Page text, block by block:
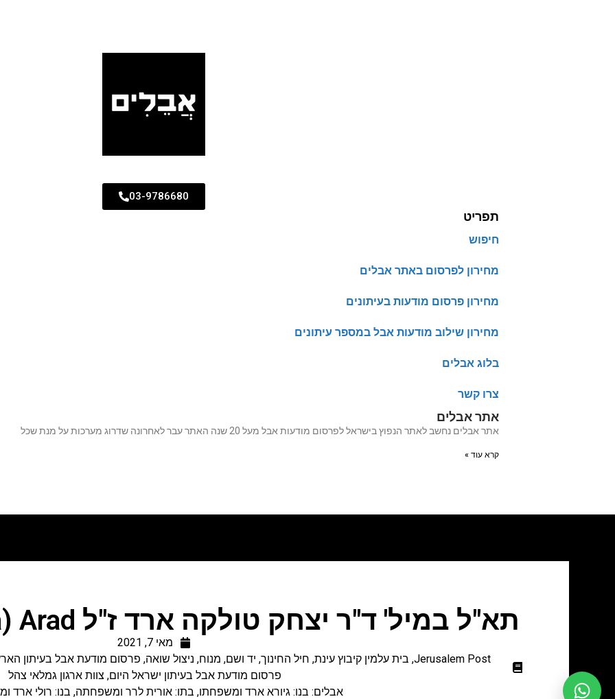
03-9786680
תפריט
חיפוש
מחירון לפרסום באתר אבלים
מחירון פרסום מודעות בעיתונים
מחירון שילוב מודעות אבל במספר עיתונים
בלוג אבלים
צרו קשר
אתר אבלים
אתר אבלים נחשב לאתר הנפוץ בישראל לפרסום מודעות אבל מעל 20 שנה האתר עבר לאחרונה שדרוג מערכות על מנת שכל
קרא עוד »
תא"ל במיל' ד"ר יצחק טולקה ארד ז"ל Dr. Yitzhak (Tolka) Arad
מאי 7, 2021
Jerusalem Post
, בית עלמין קיבוץ עינת, חיל החינוך, יד ושם, מנוח, ניצול שואה, פרסום מודעת אבל בעיתון
פרסום מודעת אבל בעיתון ישראל היום, צוות ארגון גמלאי צהל
אבלים: בנו: גיורא ארד ומשפחתו, בתו: אורית לרר ומשפחתה, בנו: רולי ארד